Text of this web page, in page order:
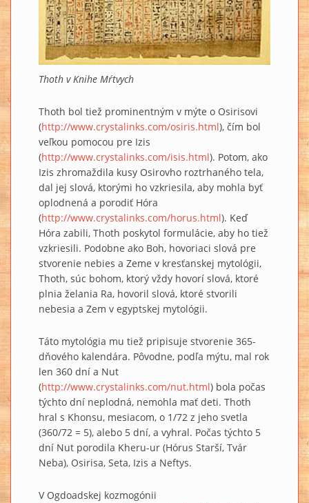
Thoth v Knihe Mŕtvych
Thoth bol tiež prominentným v mýte o Osirisovi
(http://www.crystalinks.com/osiris.html), čím bol
veľkou pomocou pre Izis
(http://www.crystalinks.com/isis.html). Potom, ako
Izis zhromaždila kusy Osirovho roztrhaného tela,
dal jej slová, ktorými ho vzkriesila, aby mohla byť
oplodnená a porodiť Hóra
(http://www.crystalinks.com/horus.html). Keď
Hóra zabili, Thoth poskytol formulácie, aby ho tiež
vzkriesili. Podobne ako Boh, hovoriaci slová pre
stvorenie nebies a Zeme v kresťanskej mytológii,
Thoth, súc bohom, ktorý vždy hovorí slová, ktoré
plnia želania Ra, hovoril slová, ktoré stvorili
nebesia a Zem v egyptskej mytológii.
Táto mytológia mu tiež pripisuje stvorenie 365-
dňového kalendára. Pôvodne, podľa mýtu, mal rok
len 360 dní a Nut
(http://www.crystalinks.com/nut.html) bola počas
týchto dní neplodná, nemohla mať deti. Thoth
hral s Khonsu, mesiacom, o 1/72 z jeho svetla
(360/72 = 5), alebo 5 dní, a vyhral. Počas týchto 5
dní Nut porodila Kheru-ur (Hórus Starší, Tvár
Neba), Osirisa, Seta, Izis a Neftys.
V Ogdoadskej kozmogónii